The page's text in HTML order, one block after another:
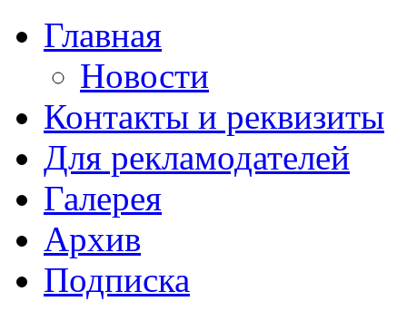
Главная
Новости
Контакты и реквизиты
Для рекламодателей
Галерея
Архив
Подписка